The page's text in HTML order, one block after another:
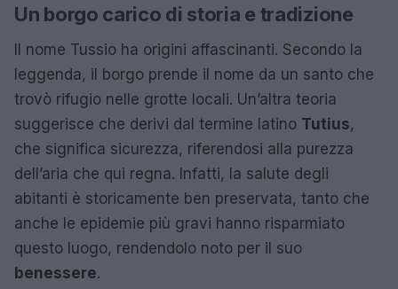
Un borgo carico di storia e tradizione
Il nome Tussio ha origini affascinanti. Secondo la
leggenda, il borgo prende il nome da un santo che
trovò rifugio nelle grotte locali. Un’altra teoria
suggerisce che derivi dal termine latino Tutius,
che significa sicurezza, riferendosi alla purezza
dell’aria che qui regna. Infatti, la salute degli
abitanti è storicamente ben preservata, tanto che
anche le epidemie più gravi hanno risparmiato
questo luogo, rendendolo noto per il suo
benessere.